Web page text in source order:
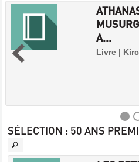
A...
Livre |
ATHANASII
SÉLECTION : 50 ANS